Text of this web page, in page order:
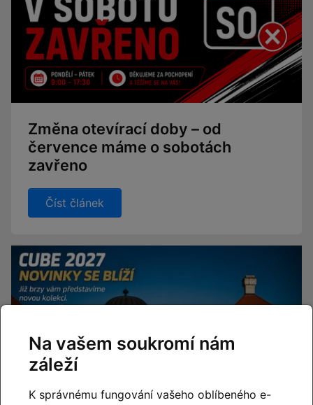
Změna otevírací doby – od
července máme o sobotách
zavřeno
Číst článek
Na vašem soukromí nám
záleží
K správnému fungování vašeho oblíbeného e-